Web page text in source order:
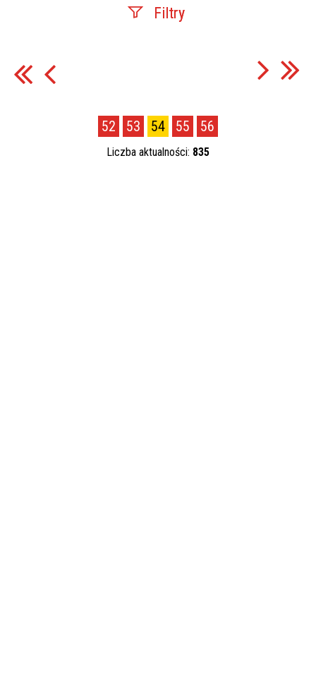
Filtry
—
52 53 54 55 56
Liczba aktualności: 835